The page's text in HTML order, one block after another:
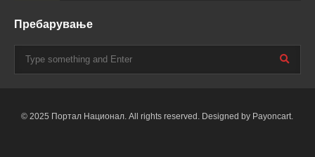
Пребарување
© 2025 Портал Национал. All rights reserved. Designed by Payoncart.